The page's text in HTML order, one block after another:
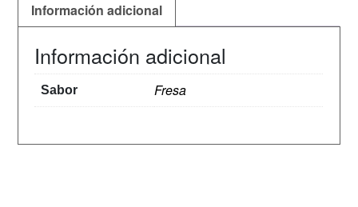
Información adicional
Información adicional
Sabor Fresa